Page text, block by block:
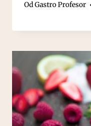
OdGastro Profesor